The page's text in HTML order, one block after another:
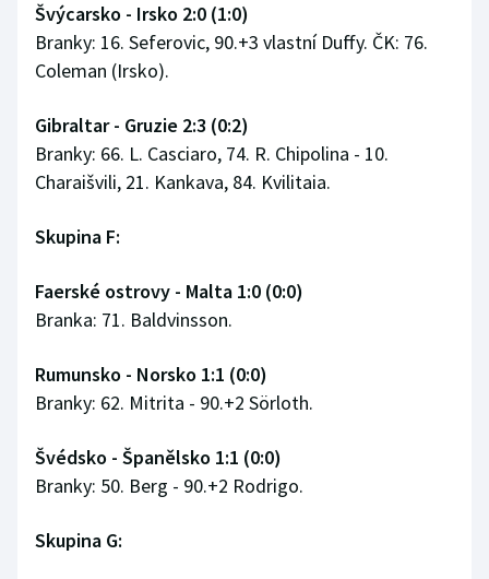
Švýcarsko - Irsko 2:0 (1:0)
Branky: 16. Seferovic, 90.+3 vlastní Duffy. ČK: 76.
Coleman (Irsko).
Gibraltar - Gruzie 2:3 (0:2)
Branky: 66. L. Casciaro, 74. R. Chipolina - 10.
Charaišvili, 21. Kankava, 84. Kvilitaia.
Skupina F:
Faerské ostrovy - Malta 1:0 (0:0)
Branka: 71. Baldvinsson.
Rumunsko - Norsko 1:1 (0:0)
Branky: 62. Mitrita - 90.+2 Sörloth.
Švédsko - Španělsko 1:1 (0:0)
Branky: 50. Berg - 90.+2 Rodrigo.
Skupina G: